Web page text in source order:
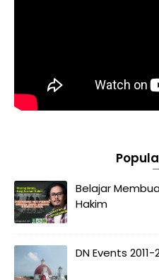
Belajar
Hakim
DN Events 2011-